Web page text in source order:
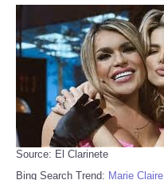
Source: El Clarinete
Bing Search Trend: Marie Claire